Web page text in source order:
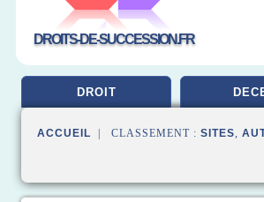
DROITS-DE-SUCCESSION.FR
DROIT
ACCUEIL | CLASSEMENT : SITES,